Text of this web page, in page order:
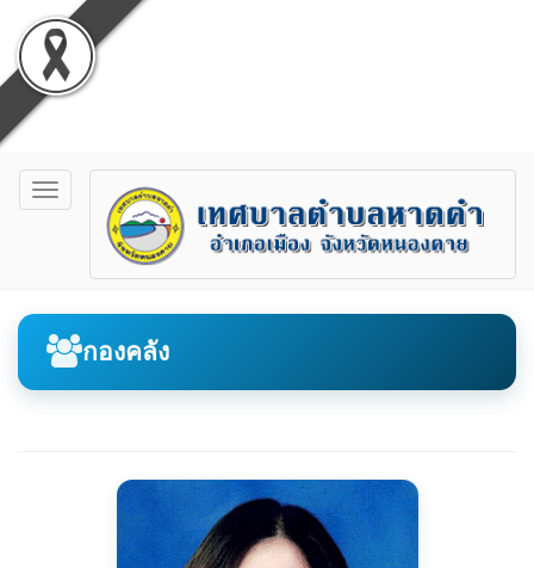
Toggle
navigation
กองคลัง